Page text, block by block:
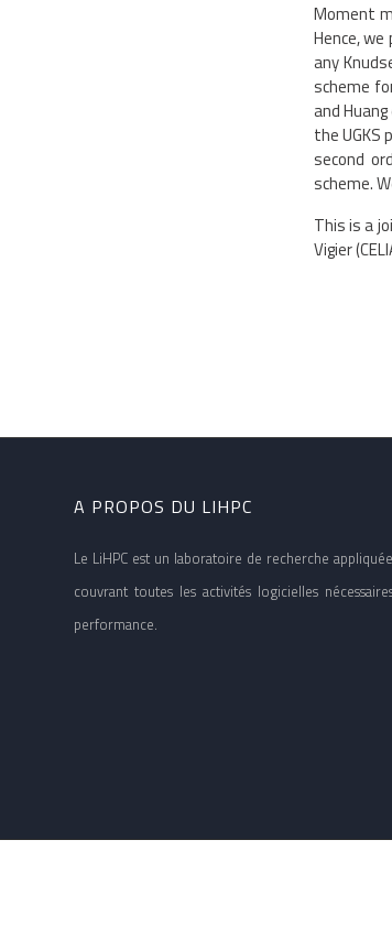
Moment
Hence,
any
scheme
and
the
second
scheme.
This is a
Vigier
A PROPOS DU LIHPC
Le LiHPC est un laboratoire de recherche
couvrant toutes les activités logicielles
performance.